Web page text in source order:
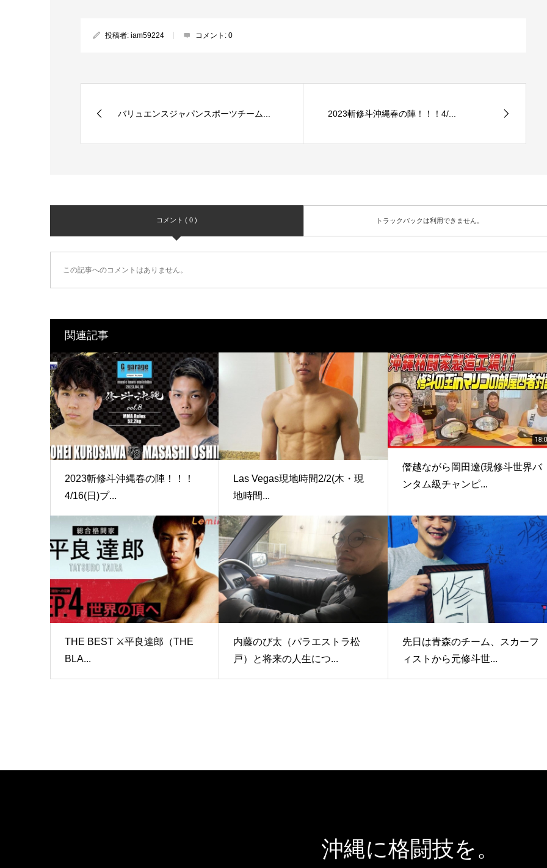
投稿者: iam59224 コメント: 0
バリュエンスジャパンスポーツチーム... 2023斬修斗沖縄春の陣！！！4/...
コメント ( 0 ) トラックバックは利用できません。
この記事へのコメントはありません。
関連記事
2023斬修斗沖縄春の陣！！！
4/16(日)プ...
Las Vegas現地時間2/2(木・現
地時間...
僭越ながら岡田遼(現修斗世界バ
ンタム級チャンピ...
THE BEST ⚔️平良達郎（THE
BLA...
内藤のび太（パラエストラ松
戸）と将来の人生につ...
先日は青森のチーム、スカーフ
ィストから元修斗世...
沖縄に格闘技を。